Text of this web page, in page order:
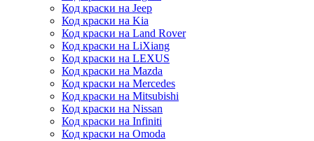
Код краски на Jeep
Код краски на Kia
Код краски на Land Rover
Код краски на LiXiang
Код краски на LEXUS
Код краски на Mazda
Код краски на Mercedes
Код краски на Mitsubishi
Код краски на Nissan
Код краски на Infiniti
Код краски на Omoda